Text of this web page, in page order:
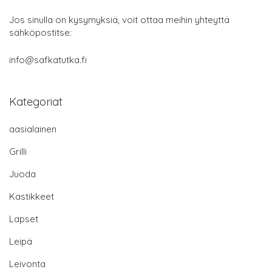
Jos sinulla on kysymyksiä, voit ottaa meihin yhteyttä
sähköpostitse:
info@safkatutka.fi
Kategoriat
aasialainen
Grilli
Juoda
Kastikkeet
Lapset
Leipä
Leivonta